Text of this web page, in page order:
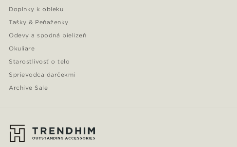
Doplnky k obleku
Tašky & Peňaženky
Odevy a spodná bielizeň
Okuliare
Starostlivosť o telo
Sprievodca darčekmi
Archive Sale